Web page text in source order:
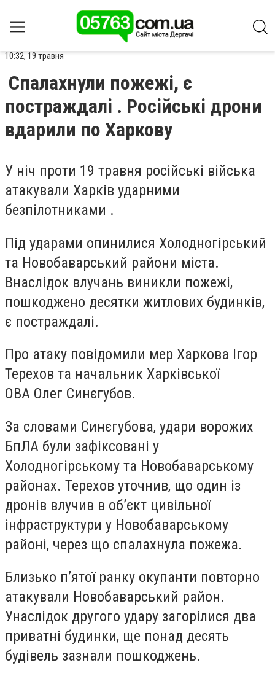
10:32, 19 травня
Спалахнули пожежі, є
постраждалі . Російські дрони
вдарили по Харкову
У ніч проти 19 травня російські війська
атакували Харків ударними
безпілотниками .
Під ударами опинилися Холодногірський
та Новобаварський райони міста.
Внаслідок влучань виникли пожежі,
пошкоджено десятки житлових будинків,
є постраждалі.
Про атаку повідомили мер Харкова Ігор
Терехов та начальник Харківської
ОВА Олег Синєгубов.
За словами Синєгубова, удари ворожих
БпЛА були зафіксовані у
Холодногірському та Новобаварському
районах. Терехов уточнив, що один із
дронів влучив в об’єкт цивільної
інфраструктури у Новобаварському
районі, через що спалахнула пожежа.
Близько п’ятої ранку окупанти повторно
атакували Новобаварський район.
Унаслідок другого удару загорілися два
приватні будинки, ще понад десять
будівель зазнали пошкоджень.